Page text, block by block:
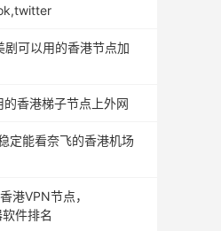
可以用的香港节点加
香港梯子节点上外网
定能看奈飞的香港机场
港VPN节点，
件排名